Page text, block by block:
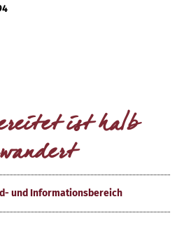
ist halb
und Informationsbereich